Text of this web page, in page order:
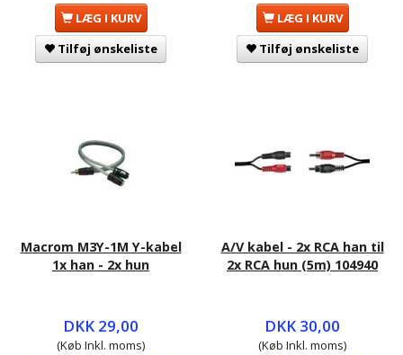
LÆG I KURV
Tilføj ønskeliste
LÆG I KURV
Tilføj ønskeliste
Macrom M3Y-1M Y-kabel
1x han - 2x hun
DKK 29,00
(Køb Inkl. moms)
A/V kabel - 2x RCA han til
2x RCA hun (5m) 104940
DKK 30,00
(Køb Inkl. moms)